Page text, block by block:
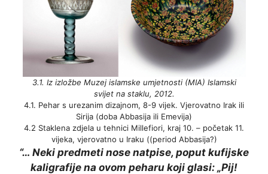
3.1. Iz izložbe Muzej islamske umjetnosti (MIA) Islamski
svijet na staklu, 2012.
4.1. Pehar s urezanim dizajnom, 8-9 vijek. Vjerovatno Irak ili
Sirija (doba Abbasija ili Emevija)
4.2 Staklena zdjela u tehnici Millefiori, kraj 10. – početak 11.
vijeka, vjerovatno u Iraku ((period Abbasija?)
“… Neki predmeti nose natpise, poput kufijske
kaligrafije na ovom peharu koji glasi: „Pij!